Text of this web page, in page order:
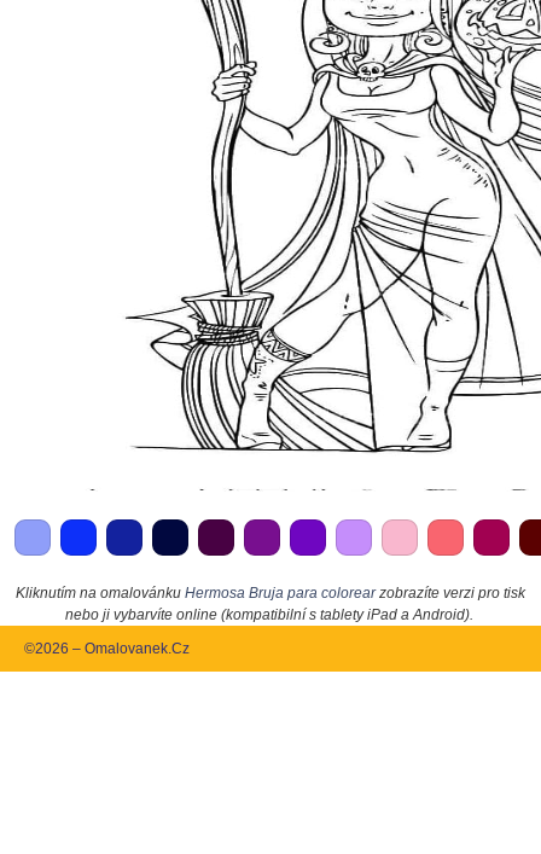
Kliknutím na omalovánku Hermosa Bruja para colorearzobrazíte verzi pro tisk
nebo ji vybarvíte online (kompatibilní s tablety iPad a Android).
©2026 – Omalovanek.Cz